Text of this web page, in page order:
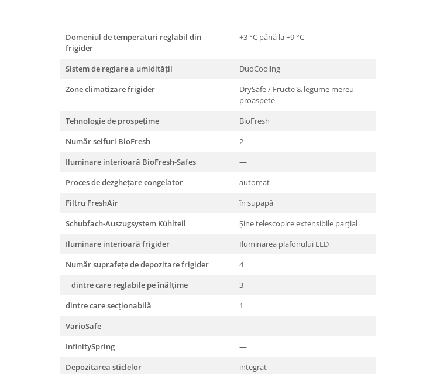
Domeniul de temperaturi reglabil din
frigider
+3 °C până la +9 °C
Sistem de reglare a umidităţii
DuoCooling
Zone climatizare frigider
DrySafe / Fructe & legume mereu
proaspete
Tehnologie de prospeţime
BioFresh
Număr seifuri BioFresh
2
Iluminare interioară BioFresh-Safes
—
Proces de dezgheţare congelator
automat
Filtru FreshAir
în supapă
Schubfach-Auszugsystem Kühlteil
Şine telescopice extensibile parţial
Iluminare interioară frigider
Iluminarea plafonului LED
Număr suprafeţe de depozitare frigider
4
dintre care reglabile pe înălţime
3
dintre care secţionabilă
1
VarioSafe
—
InfinitySpring
—
Depozitarea sticlelor
integrat